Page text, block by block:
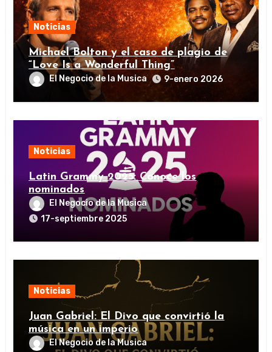
Noticias
Michael Bolton y el caso de plagio de
“Love Is a Wonderful Thing”
El Negocio de la Musica 9-enero 2026
Noticias
Latin Grammy 2025: Conoce los
nominados
El Negocio de la Musica
17-septiembre 2025
Noticias
Juan Gabriel: El Divo que convirtió la
música en un imperio
El Negocio de la Musica